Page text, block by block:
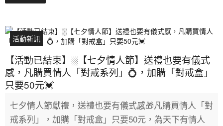
活動新訊
【活動已結束】░【七夕情人節】送禮也要有儀式
感，凡購買情人「對戒系列」💍，加購「對戒盒」
只要50元💓
七夕情人節獻禮，送禮也要有儀式感🎁凡購買情人「對
戒系列」，加購「對戒盒」只要50元，為天下有情人